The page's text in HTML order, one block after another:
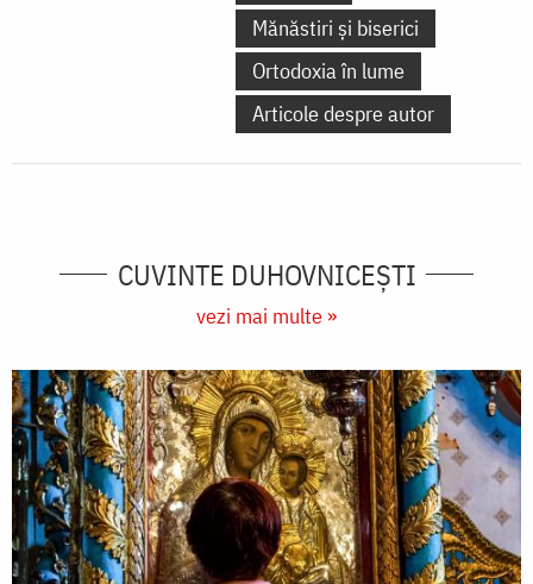
Mănăstiri și biserici
Ortodoxia în lume
Articole despre autor
CUVINTE DUHOVNICEȘTI
vezi mai multe »